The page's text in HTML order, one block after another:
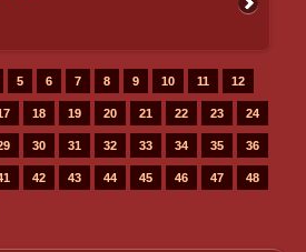
5 6 7 8 9 10 11 12
18 19 20 21 22 23 24
30 31 32 33 34 35 36
42 43 44 45 46 47 48